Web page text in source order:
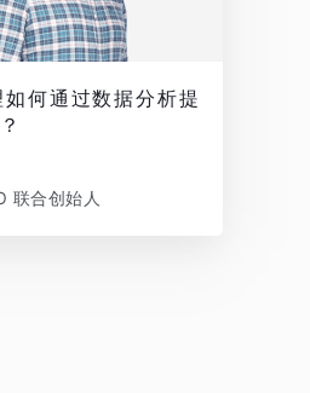
如何通过数据分析提
联合创始人